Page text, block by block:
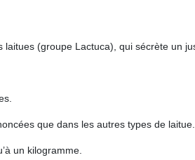
(groupe Lactuca), qui sécrète un
que dans les autres types de laitue.
un kilogramme.